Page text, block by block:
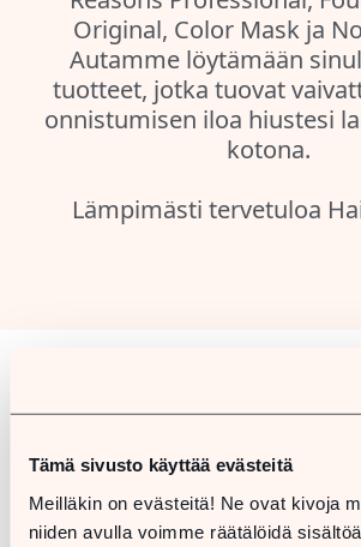
Tämä sivusto käyttää evästeitä
Meilläkin on evästeitä! Ne ovat kivoja
niiden avulla voimme räätälöidä
Original, Color Mask ja
Autamme löytämään
tuotteet, jotka tuovat
onnistumisen iloa hiustesi
kotona.
Lämpimästi tervetuloa
Pohjakartta